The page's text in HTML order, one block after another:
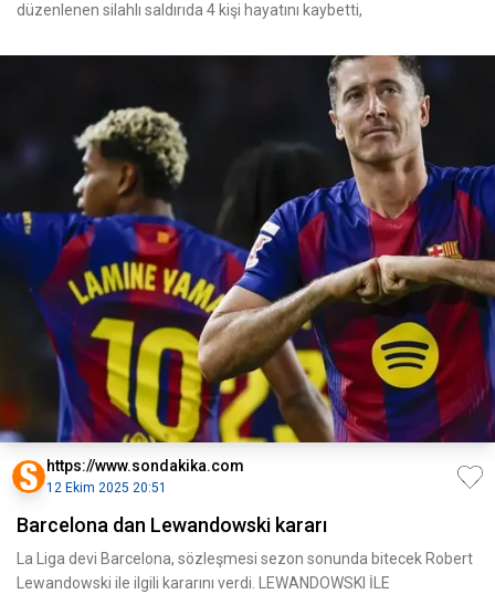
düzenlenen silahlı saldırıda 4 kişi hayatını kaybetti,
https://www.sondakika.com
12 Ekim 2025 20:51
Barcelona dan Lewandowski kararı
La Liga devi Barcelona, sözleşmesi sezon sonunda bitecek Robert
Lewandowski ile ilgili kararını verdi. LEWANDOWSKI İLE